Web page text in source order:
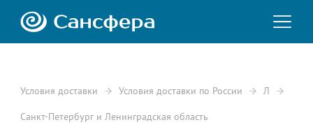
Условия доставки Условия доставки по России Л
Санкт-Петербург и Ленинградская область